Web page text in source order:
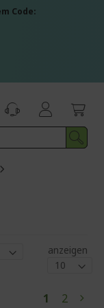
Code:
anzeigen
Sie
1 Seite
2